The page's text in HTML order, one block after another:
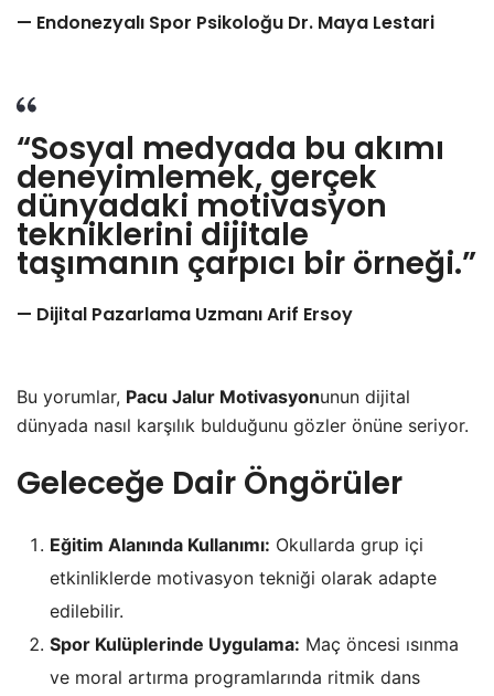
— Endonezyalı Spor Psikoloğu Dr. Maya Lestari
“Sosyal medyada bu akımı
deneyimlemek, gerçek
dünyadaki motivasyon
tekniklerini dijitale
taşımanın çarpıcı bir örneği.”
— Dijital Pazarlama Uzmanı Arif Ersoy
Bu yorumlar, Pacu Jalur Motivasyonunun dijital
dünyada nasıl karşılık bulduğunu gözler önüne seriyor.
Geleceğe Dair Öngörüler
Eğitim Alanında Kullanımı: Okullarda grup içi
etkinliklerde motivasyon tekniği olarak adapte
edilebilir.
Spor Kulüplerinde Uygulama: Maç öncesi ısınma
ve moral artırma programlarında ritmik dans